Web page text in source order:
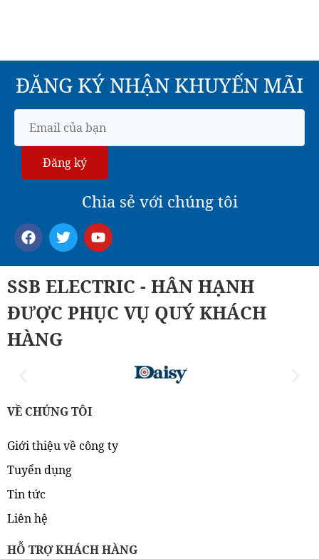
ĐĂNG KÝ NHẬN KHUYẾN MÃI
Đăng ký
Chia sẻ với chúng tôi
SSB ELECTRIC - HÂN HẠNH
ĐƯỢC PHỤC VỤ QUÝ KHÁCH
HÀNG
VỀ CHÚNG TÔI
Giới thiệu về công ty
Tuyển dụng
Tin tức
Liên hệ
HỖ TRỢ KHÁCH HÀNG